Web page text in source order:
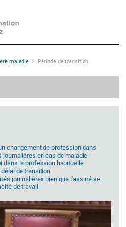
maladie Période de transition
changement de profession dans
journalières en cas de maladie
dans la profession habituelle
de transition
journalières bien que l'assuré se
de travail